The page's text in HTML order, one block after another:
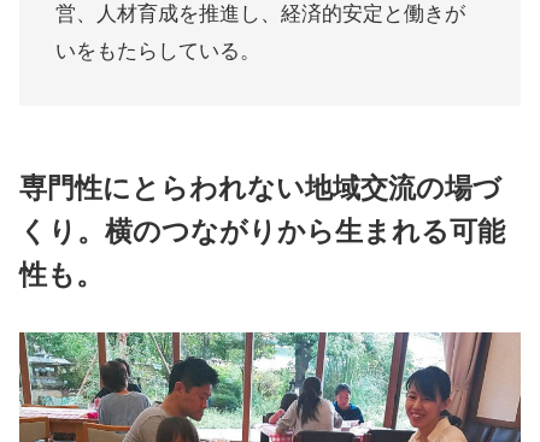
営、人材育成を推進し、経済的安定と働きが
いをもたらしている。
専門性にとらわれない地域交流の場づ
くり。横のつながりから生まれる可能
性も。